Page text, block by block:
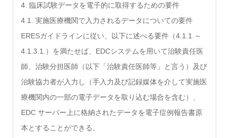
4. 臨床試験データを電子的に取得するための要件
4.1. 実施医療機関で入力されるデータについての要件
ERESガイドラインに従い、以下に述べる要件（4.1.1.～
4.1.3.1.）を満たせば、EDCシステムを用いて治験責任医
師、治験分担医師（以下「治験責任医師等」と言う）及び
治験協力者が入力し（手入力及び記録媒体を介して実施医
療機関内の一部の電子データを取り込む場合を含む）、
EDC サーバー上に格納されたデータを電子症例報告書原
本とすることができる。